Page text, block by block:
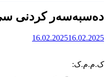
دەسبەسەر کردنی
16.02.202516.02.2025
ک.م.م.ک: